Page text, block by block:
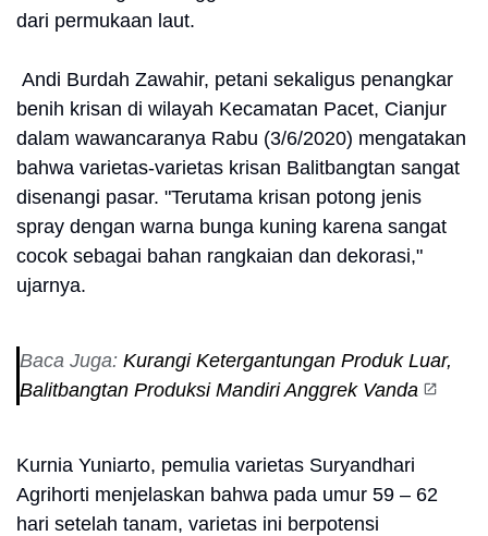
dari permukaan laut.
Andi Burdah Zawahir, petani sekaligus penangkar
benih krisan di wilayah Kecamatan Pacet, Cianjur
dalam wawancaranya Rabu (3/6/2020) mengatakan
bahwa varietas-varietas krisan Balitbangtan sangat
disenangi pasar. "Terutama krisan potong jenis
spray dengan warna bunga kuning karena sangat
cocok sebagai bahan rangkaian dan dekorasi,"
ujarnya.
Baca Juga: Kurangi Ketergantungan Produk Luar,
Balitbangtan Produksi Mandiri Anggrek Vanda
Kurnia Yuniarto, pemulia varietas Suryandhari
Agrihorti menjelaskan bahwa pada umur 59 – 62
hari setelah tanam, varietas ini berpotensi